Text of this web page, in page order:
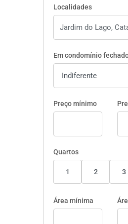
Localidades
Em condomínio
Preço mínimo
Quartos
1 2 3
Área mínima